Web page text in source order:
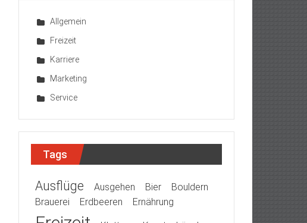
Allgemein
Freizeit
Karriere
Marketing
Service
Tags
Ausflüge Ausgehen Bier
Bouldern
Brauerei
Erdbeeren Ernährung